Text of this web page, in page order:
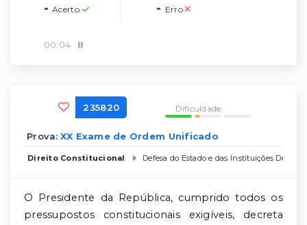
-Acerto - Erro
00:04
235820 Dificuldade:
Prova: XX Exame de Ordem Unificado
Direito Constitucional Defesa do Estado e das Instituições
O Presidente da República, cumprido todos os
pressupostos constitucionais exigíveis, decreta